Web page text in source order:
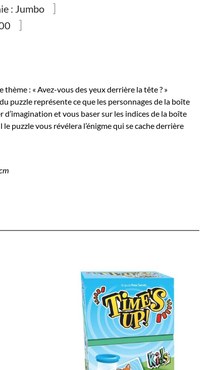
: Jumbo
thème : « Avez-vous des yeux derrière la tête ? »
puzzle représente ce que les personnages de la boîte
d’imagination et vous baser sur les indices de la boîte
puzzle vous révélera l’énigme qui se cache derrière